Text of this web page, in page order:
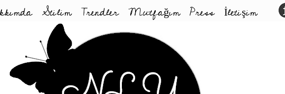
Stilim Trendler Mutfağım Press İletişim